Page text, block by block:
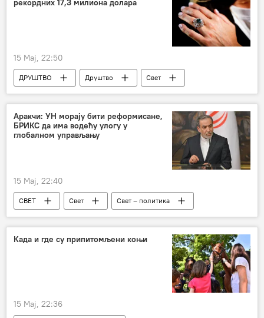
15 Мај, 22:50
ДРУШТВО Друштво
Свет
Дијамант
драгуљи
аукција
Велика Британија
Аракчи: УН морају бити реформисане,
БРИКС да има водећу улогу у
глобалном управљању
15 Мај, 22:40
СВЕТ Свет
Свет – политика
Иран
УН
Абас Аракчи
Када и где су припитомљени коњи
15 Мај, 22:36